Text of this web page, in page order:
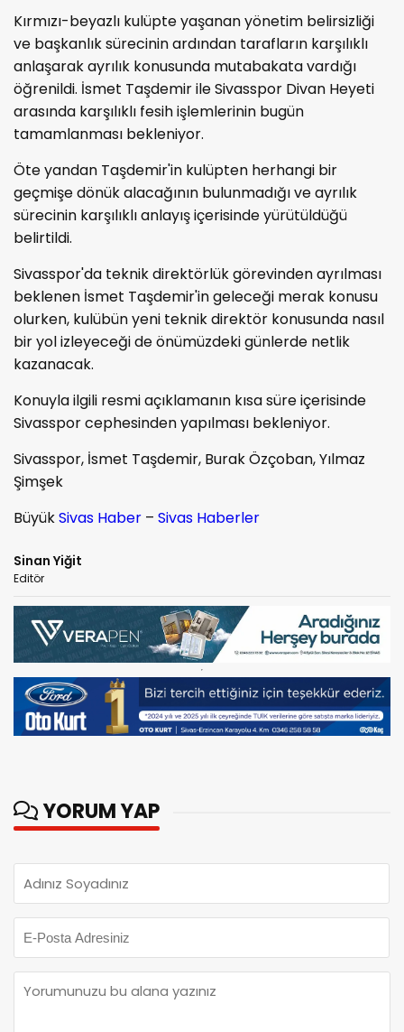
Kırmızı-beyazlı kulüpte yaşanan yönetim belirsizliği
ve başkanlık sürecinin ardından tarafların karşılıklı
anlaşarak ayrılık konusunda mutabakata vardığı
öğrenildi. İsmet Taşdemir ile Sivasspor Divan Heyeti
arasında karşılıklı fesih işlemlerinin bugün
tamamlanması bekleniyor.
Öte yandan Taşdemir'in kulüpten herhangi bir
geçmişe dönük alacağının bulunmadığı ve ayrılık
sürecinin karşılıklı anlayış içerisinde yürütüldüğü
belirtildi.
Sivasspor'da teknik direktörlük görevinden ayrılması
beklenen İsmet Taşdemir'in geleceği merak konusu
olurken, kulübün yeni teknik direktör konusunda nasıl
bir yol izleyeceği de önümüzdeki günlerde netlik
kazanacak.
Konuyla ilgili resmi açıklamanın kısa süre içerisinde
Sivasspor cephesinden yapılması bekleniyor.
Sivasspor, İsmet Taşdemir, Burak Özçoban, Yılmaz
Şimşek
BüyükSivas Haber – Sivas Haberler
Sinan Yiğit
Editör
YORUM YAP